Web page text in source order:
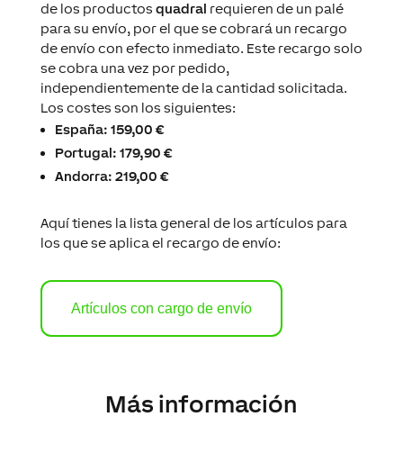
de los productos quadral requieren de un palé
para su envío, por el que se cobrará un recargo
de envío con efecto inmediato. Este recargo solo
se cobra una vez por pedido,
independientemente de la cantidad solicitada.
Los costes son los siguientes:
España: 159,00 €
Portugal: 179,90 €
Andorra: 219,00 €
Aquí tienes la lista general de los artículos para
los que se aplica el recargo de envío:
Artículos con cargo de envío
Más información